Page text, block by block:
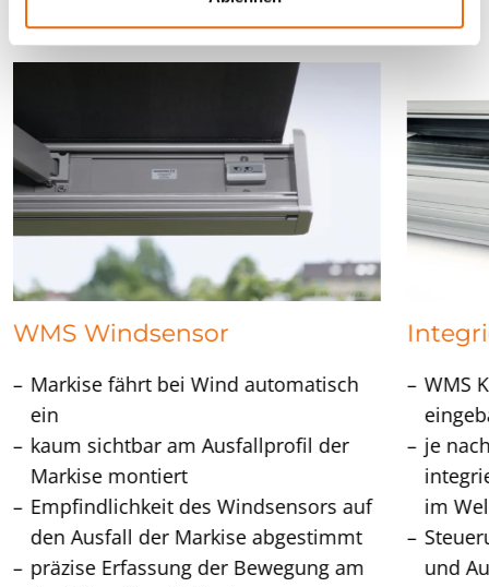
WMS Windsensor
Markise fährt bei Wind automatisch
ein
kaum sichtbar am Ausfallprofil der
Markise montiert
Empfindlichkeit des Windsensors auf
den Ausfall der Markise abgestimmt
präzise Erfassung der Bewegung am
WMS
je
im
und